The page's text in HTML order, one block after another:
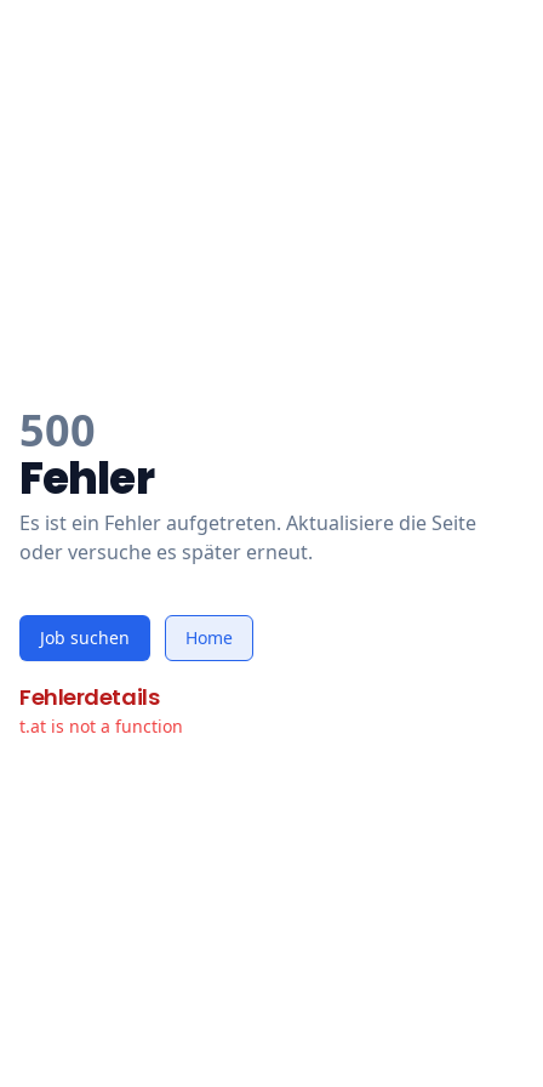
500
Fehler
Es ist ein Fehler aufgetreten. Aktualisiere die Seite
oder versuche es später erneut.
Job suchen Home
Fehlerdetails
t.at is not a function